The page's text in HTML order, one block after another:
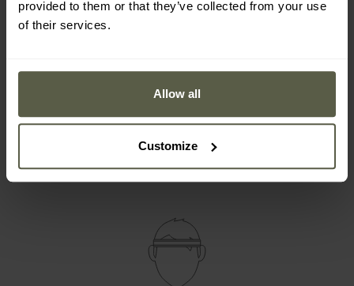
provided to them or that they’ve collected from your use
of their services.
Allow all
Customize